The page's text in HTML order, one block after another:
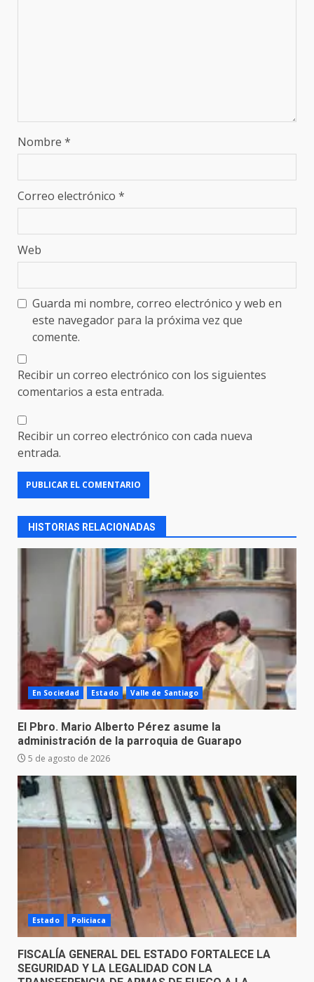
Nombre *
Correo electrónico *
Web
Guarda mi nombre, correo electrónico y web en
este navegador para la próxima vez que
comente.
Recibir un correo electrónico con los siguientes
comentarios a esta entrada.
Recibir un correo electrónico con cada nueva
entrada.
HISTORIAS RELACIONADAS
En Sociedad Estado Valle de Santiago
El Pbro. Mario Alberto Pérez asume la
administración de la parroquia de Guarapo
5 de agosto de 2026
Estado Policiaca
FISCALÍA GENERAL DEL ESTADO FORTALECE LA
SEGURIDAD Y LA LEGALIDAD CON LA